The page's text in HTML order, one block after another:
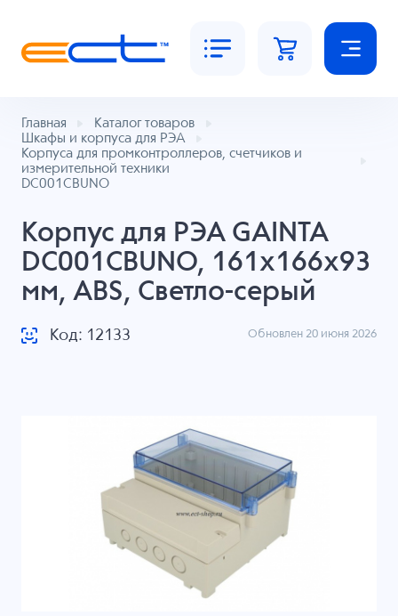
Главная
Каталог товаров
Шкафы и корпуса для РЭА
Корпуса для промконтроллеров, счетчиков и
измерительной техники
DC001CBUNO
Корпус для РЭА GAINTA
DC001CBUNO, 161x166x93
мм, ABS, Светло-серый
Код: 12133 Обновлен 20 июня 2026